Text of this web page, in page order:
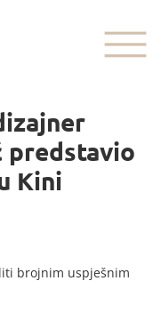
predstavio
Kini
brojnim uspješnim